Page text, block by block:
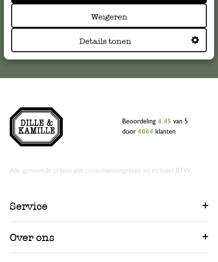
Weigeren
Details tonen
Online Klantenservice
Beoordeling 4.45 van 5
door 4064 klanten
Alle genoemde prijzen zijn consumentenprijzen en inclusief BTW.
Service
Over ons